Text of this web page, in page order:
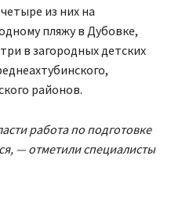
из них на
пляжу в Дубовке,
в загородных детских
районов.
работа по подготовке
— отметили специалисты